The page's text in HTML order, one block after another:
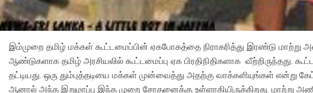
இம்முறை தமிழ் மக்கள் கூட்டமைப்பின் ஏகபோகத்தை நிராகரித்து இரண்டு மாற்று
ஆண்டுகளாக தமிழ் அரசியலில் கூட்டமைப்பு ஏக பிரதிநிதிகளாக வீற்றிருந்தது.
தட்டியது. ஒரு தும்புத்தடியை மக்கள் முன்வைத்து அதற்கு வாக்களியுங்கள் என்று
ஆனால் அந்த இறுமாப்பு இந்த முறை சோதனைக்கு உள்ளாகியிருக்கிறது. மாற்று